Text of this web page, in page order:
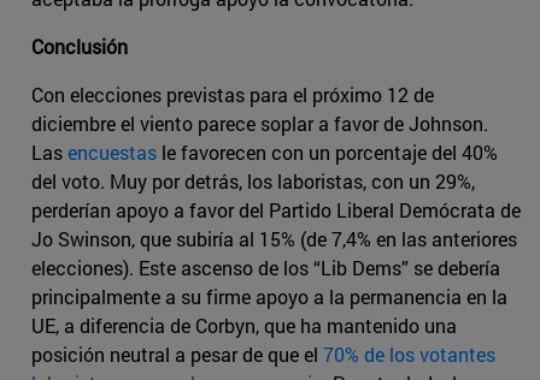
Conclusión
Con elecciones previstas para el próximo 12 de
diciembre el viento parece soplar a favor de Johnson.
Lasencuestas le favorecen con un porcentaje del 40%
del voto. Muy por detrás, los laboristas, con un 29%,
perderían apoyo a favor del Partido Liberal Demócrata de
Jo Swinson, que subiría al 15% (de 7,4% en las anteriores
elecciones). Este ascenso de los “Lib Dems” se debería
principalmente a su firme apoyo a la permanencia en la
UE, a diferencia de Corbyn, que ha mantenido una
posición neutral a pesar de que el 70% de los votantes